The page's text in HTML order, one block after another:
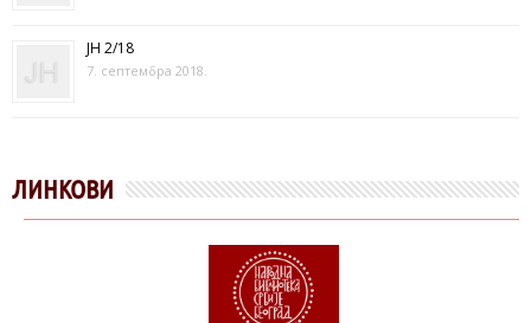
ЈН 2/18
7. септембра 2018.
ЛИНКОВИ